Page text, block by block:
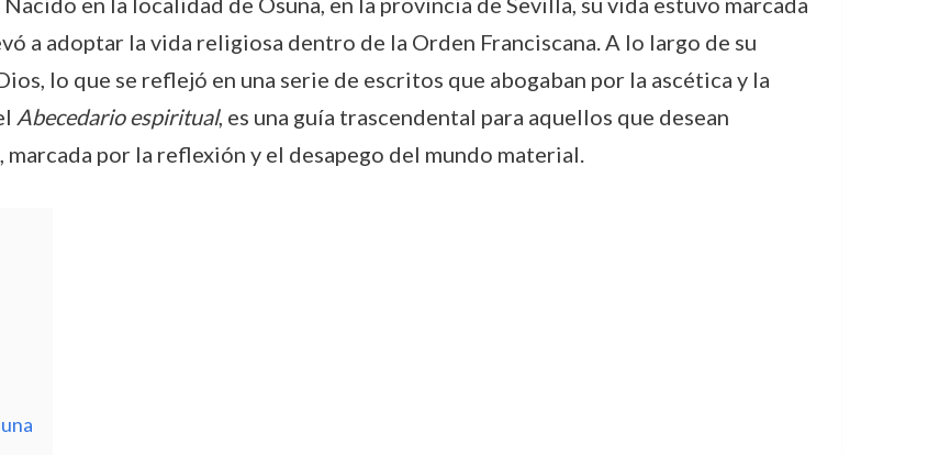
a adoptar la vida religiosa dentro de la Orden Franciscana. A lo largo de su
lo que se reflejó en una serie de escritos que abogaban por la ascética y la
Abecedario espiritual, es una guía trascendental para aquellos que desean
marcada por la reflexión y el desapego del mundo material.